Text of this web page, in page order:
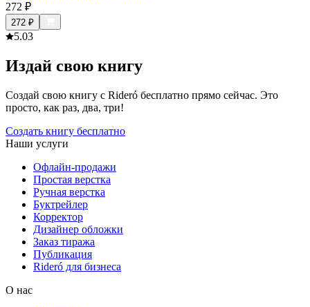
272 ₽
272 ₽
5.03
Издай свою книгу
Создай свою книгу с Rideró бесплатно прямо сейчас. Это
просто, как раз, два, три!
Создать книгу бесплатно
Наши услуги
Офлайн-продажи
Простая верстка
Ручная верстка
Буктрейлер
Корректор
Дизайнер обложки
Заказ тиража
Публикация
Rideró для бизнеса
О нас